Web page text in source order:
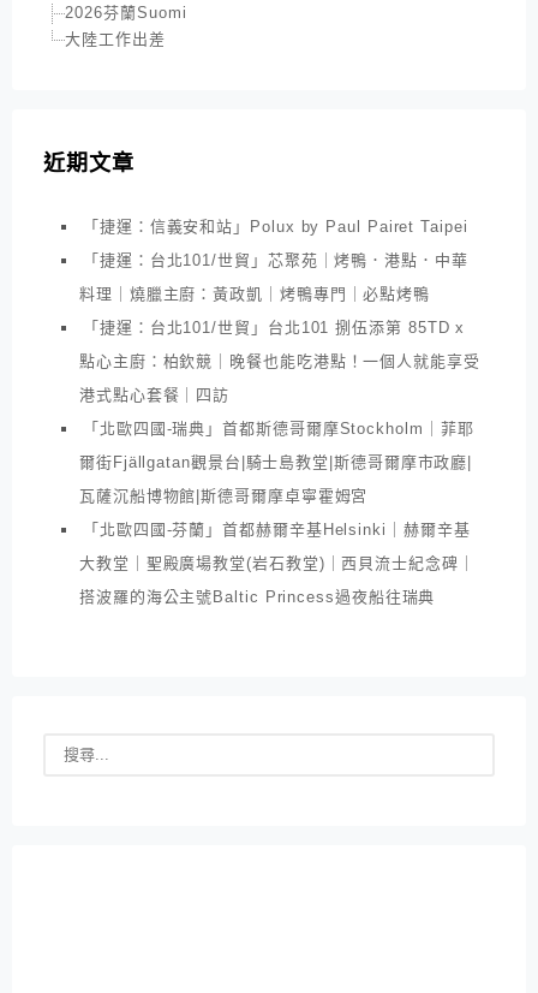
2026芬蘭Suomi
大陸工作出差
近期文章
「捷運：信義安和站」Polux by Paul Pairet Taipei
「捷運：台北101/世貿」芯聚苑｜烤鴨．港點．中華
料理｜燒臘主廚：黃政凱｜烤鴨專門｜必點烤鴨
「捷運：台北101/世貿」台北101 捌伍添第 85TD x
點心主廚：柏欽競｜晚餐也能吃港點！一個人就能享受
港式點心套餐｜四訪
「北歐四國-瑞典」首都斯德哥爾摩Stockholm｜菲耶
爾街Fjällgatan觀景台|騎士島教堂|斯德哥爾摩市政廳|
瓦薩沉船博物館|斯德哥爾摩卓寧霍姆宮
「北歐四國-芬蘭」首都赫爾辛基Helsinki｜赫爾辛基
大教堂｜聖殿廣場教堂(岩石教堂)｜西貝流士紀念碑｜
搭波羅的海公主號Baltic Princess過夜船往瑞典